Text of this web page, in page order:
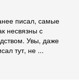
писал, самые
несвязны с
Увы, даже
тут, не ...